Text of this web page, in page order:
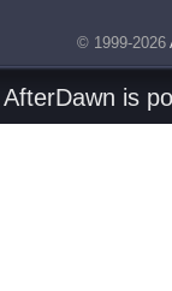
© 1999-2026
AfterDawn is